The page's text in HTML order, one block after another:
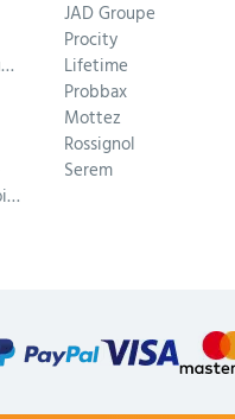
Équipements routiers Travaux Publics
Équipements sportifs - Jeux & Loisirs
JAD Groupe
Procity
Lifetime
Probbax
Mottez
Rossignol
Serem